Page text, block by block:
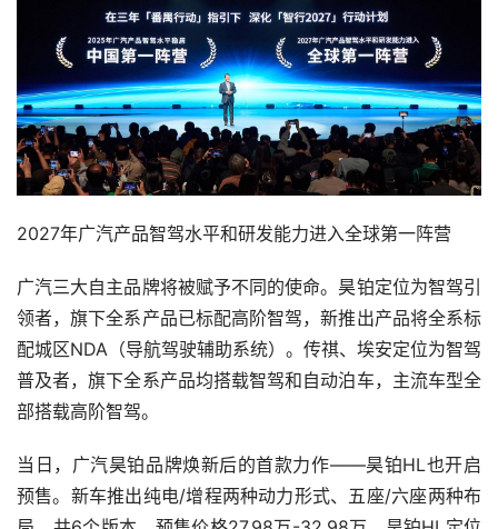
2027年广汽产品智驾水平和研发能力进入全球第一阵营
广汽三大自主品牌将被赋予不同的使命。昊铂定位为智驾引
领者，旗下全系产品已标配高阶智驾，新推出产品将全系标
配城区NDA（导航驾驶辅助系统）。传祺、埃安定位为智驾
普及者，旗下全系产品均搭载智驾和自动泊车，主流车型全
部搭载高阶智驾。
当日，广汽昊铂品牌焕新后的首款力作——昊铂HL也开启
预售。新车推出纯电/增程两种动力形式、五座/六座两种布